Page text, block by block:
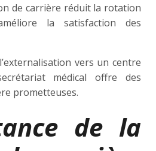
de carrière réduit la rotation
la satisfaction des
vers un centre
médical offre des
prometteuses.
de la